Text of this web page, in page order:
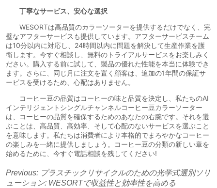
Previous: プラスチックリサイクルのための光学式選別ソリ
ューション: WESORTで収益性と効率性を高める